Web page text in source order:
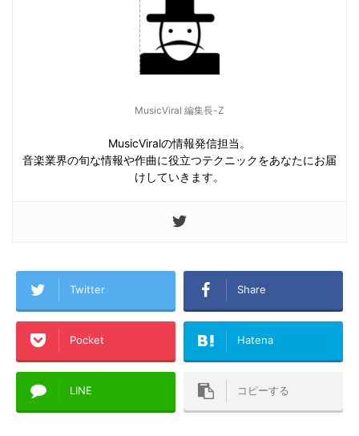
MusicViral 編集長-Z
MusicViralの情報発信担当。
音楽業界の旬な情報や作曲に役立つテクニックをあなたにお届
けしていきます。
Twitter Share
Pocket Hatena
LINE コピーする